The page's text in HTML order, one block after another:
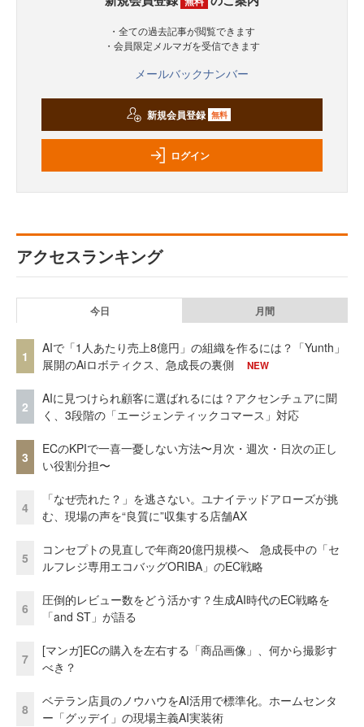
・全ての過去記事が閲覧できます
・会員限定メルマガを受信できます
メールバックナンバー
新規会員登録 無料
ログイン
アクセスランキング
今日 月間
1
AIで「1人あたり売上8億円」の組織を作るには？「Yunth」
展開のAiロボティクス、急成長の裏側
NEW
2
AIに見つけられ顧客に選ばれるには？アクセンチュアに聞
く、3段階の「エージェンティックコマース」対応
3
ECのKPIで一喜一憂しない方法〜月次・週次・日次の正し
い役割分担〜
4
「なぜ売れた？」を逃さない。ユナイテッドアローズが挑
む、現場の声を“良質に”収集する店舗AX
5
コンセプトの見直しで年商20億円規模へ 急成長中の「セ
ルフレジ専用エコバッグORIBA」のEC戦略
6
圧倒的レビュー数をどう活かす？生成AI時代のEC戦略を
「and ST」が語る
7
[マンガ]ECの購入を左右する「商品画像」、何から撮影す
べき？
8
ベテラン店員のノウハウをAI活用で標準化。ホームセンタ
ー「グッデイ」の現場主義AI実装術